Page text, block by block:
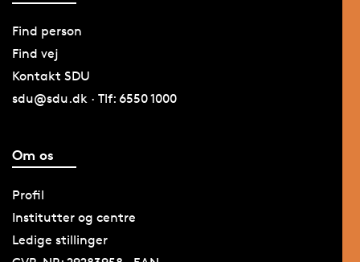
Find person
Find vej
Kontakt SDU
sdu@sdu.dk · Tlf: 6550 1000
Om os
Profil
Institutter og centre
Ledige stillinger